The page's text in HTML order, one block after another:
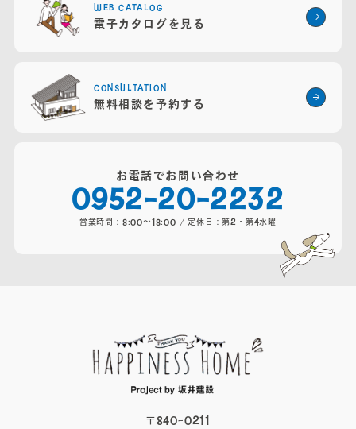
WEB CATALOG
電子カタログを見る
CONSULTATION
無料相談を予約する
お電話でお問い合わせ
0952-20-2232
営業時間：8:00～18:00 / 定休日：第2・第4水曜
〒840-0211